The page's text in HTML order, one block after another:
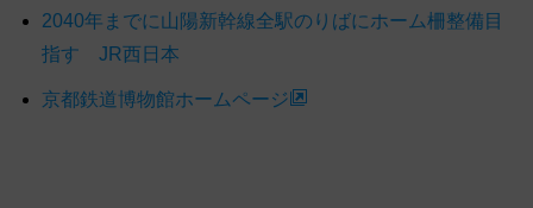
2040年までに山陽新幹線全駅のりばにホーム柵整備目
指す JR西日本
京都鉄道博物館ホームページ